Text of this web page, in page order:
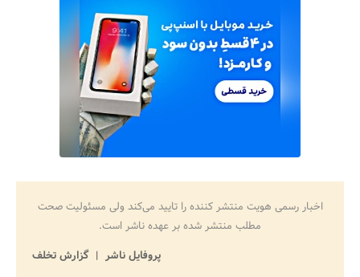
اخبار رسمی هویت منتشر کننده را تایید می‌کند ولی مسئولیت صحت
مطلب منتشر شده بر عهده ناشر است.
پروفایل ناشر
گزارش تخلف